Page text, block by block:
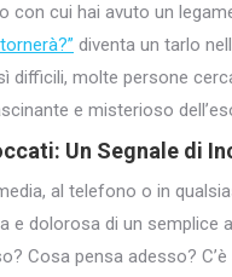
con cui hai avuto un
diventa un tarlo
difficili, molte persone
e misterioso
Un Segnale di
al telefono o in
e dolorosa di un
Cosa pensa adesso?